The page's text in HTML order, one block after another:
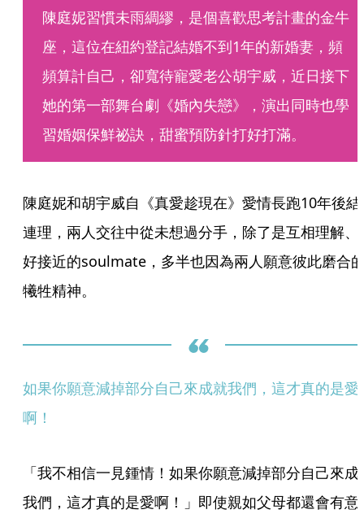
陳庭妮習慣未雨綢繆，是個喜歡思考計畫的金牛
座，這位在紐約登記結婚不到1年的新婚妻，頻
頻算計自己，卻寬待寵愛老公胡宇威，近日接下
她的第一部舞台劇《婚內失戀》，演出同時也學
習婚姻保鮮祕訣，甜蜜預防針打好打滿。
陳庭妮和胡宇威自《真愛趁現在》愛情長跑10年後結
連理，兩人交往中從未想過分手，除了是互相理解、
好接近的soulmate，多半也因為兩人願意彼此磨合
犧牲精神。
如果你願意減掉部分自己來成就我們，這才真的是愛
啊！
「我不相信一見鍾情！如果你願意減掉部分自己來成
我們，這才真的是愛啊！」即使親如父母都還會有意